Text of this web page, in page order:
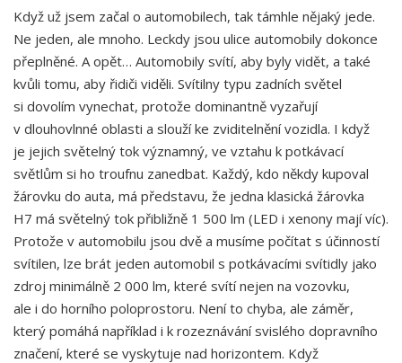
Když už jsem začal o automobilech, tak támhle nějaký jede.
Ne jeden, ale mnoho. Leckdy jsou ulice automobily dokonce
přeplněné. A opět… Automobily svítí, aby byly vidět, a také
kvůli tomu, aby řidiči viděli. Svítilny typu zadních světel
si dovolím vynechat, protože dominantně vyzařují
v dlouhovlnné oblasti a slouží ke zviditelnění vozidla. I když
je jejich světelný tok významný, ve vztahu k potkávací
světlům si ho troufnu zanedbat. Každý, kdo někdy kupoval
žárovku do auta, má představu, že jedna klasická žárovka
H7 má světelný tok přibližně 1 500 lm (LED i xenony mají víc).
Protože v automobilu jsou dvě a musíme počítat s účinností
svítilen, lze brát jeden automobil s potkávacími svítidly jako
zdroj minimálně 2 000 lm, které svítí nejen na vozovku,
ale i do horního poloprostoru. Není to chyba, ale záměr,
který pomáhá například i k rozeznávání svislého dopravního
značení, které se vyskytuje nad horizontem. Když